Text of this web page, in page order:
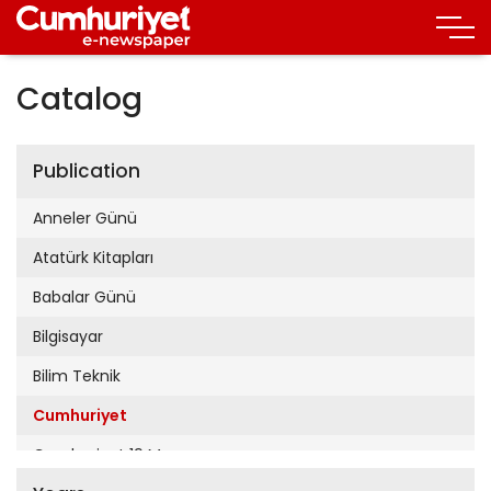
Catalog
Publication
Anneler Günü
Atatürk Kitapları
Babalar Günü
Bilgisayar
Bilim Teknik
Cumhuriyet
Cumhuriyet 19 Mayıs